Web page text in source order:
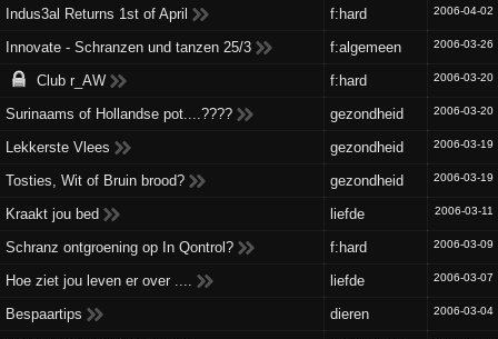
Indus3al Returns 1st of April f:hard 2006-04-02
Innovate - Schranzen und tanzen 25/3 f:algemeen 2006-03-26
Club r_AW f:hard 2006-03-20
Surinaams of Hollandse pot....???? gezondheid 2006-03-20
Lekkerste Vlees gezondheid 2006-03-19
Tosties, Wit of Bruin brood? gezondheid 2006-03-19
Kraakt jou bed liefde 2006-03-11
Schranz ontgroening op In Qontrol? f:hard 2006-03-09
Hoe ziet jou leven er over .... liefde 2006-03-07
Bespaartips dieren 2006-03-04